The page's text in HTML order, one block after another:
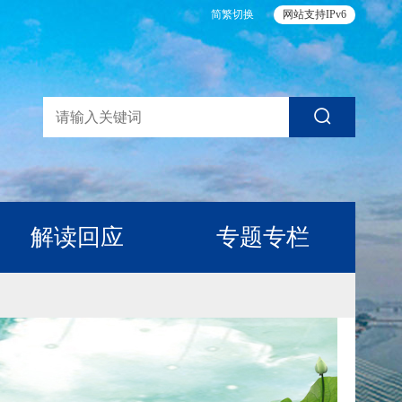
网站支持IPv6
简繁切换
解读回应 专题专栏